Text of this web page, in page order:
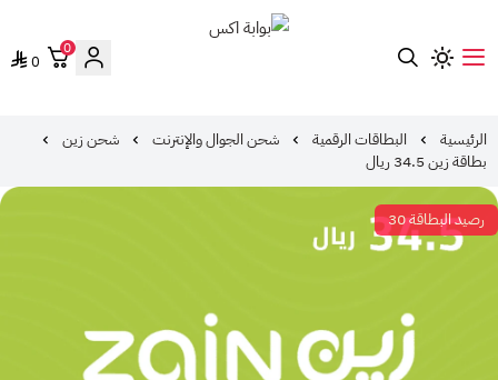
0
0
الرئيسية البطاقات الرقمية شحن الجوال والإنترنت
شحن زين
بطاقة زين 34.5 ريال
رصيد البطاقة 30